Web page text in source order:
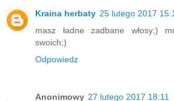
Kraina herbaty 25 lutego 2017
masz ładne zadbane włosy;)
swoich;)
Odpowiedz
Anonimowy 27 lutego 2017 18:11